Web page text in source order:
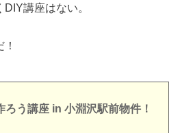
講座はない。
ろう講座 in 小淵沢駅前物件！